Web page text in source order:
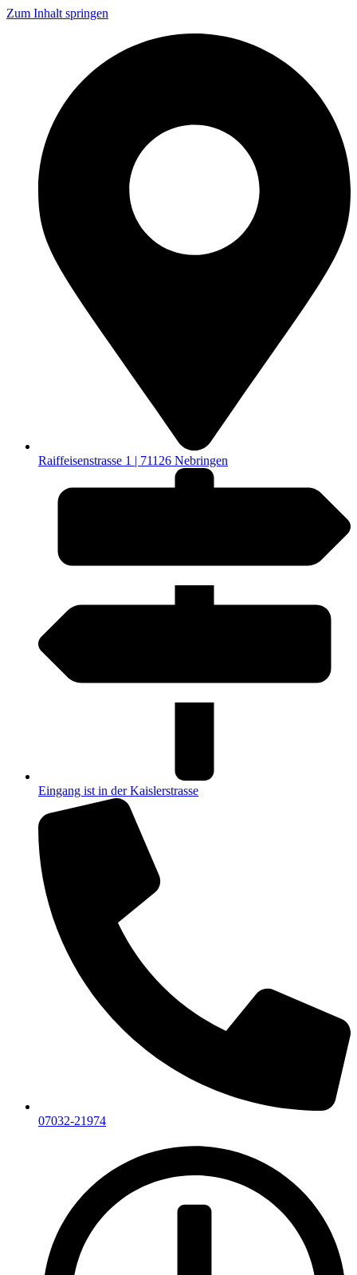
Zum Inhalt springen
Raiffeisenstrasse 1 | 71126 Nebringen
Eingang ist in der Kaislerstrasse
07032-21974